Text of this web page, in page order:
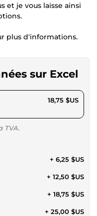
et je vous laisse ainsi
plus d'informations.
sur Excel
18,75 $US
TVA.
+ 6,25 $US
+ 12,50 $US
+ 18,75 $US
+ 25,00 $US